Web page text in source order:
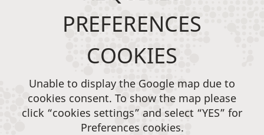
PREFERENCES
COOKIES
Unable to display the Google map due to
cookies consent. To show the map please
click “cookies settings” and select “YES” for
Preferences cookies.